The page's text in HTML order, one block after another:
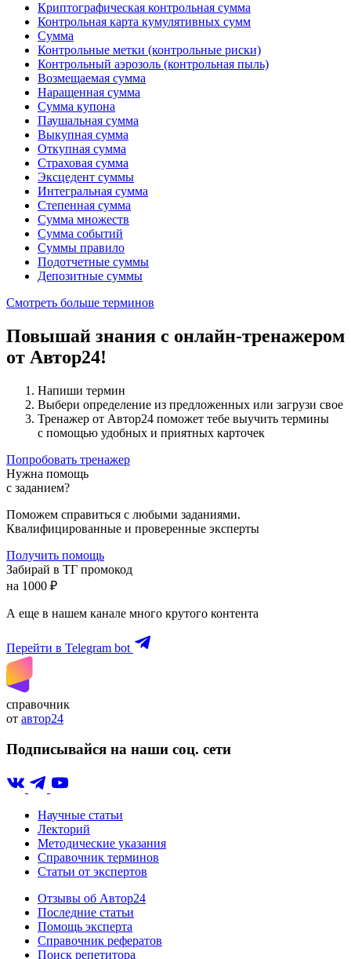
Криптографическая контрольная сумма
Контрольная карта кумулятивных сумм
Сумма
Контрольные метки (контрольные риски)
Контрольный аэрозоль (контрольная пыль)
Возмещаемая сумма
Наращенная сумма
Сумма купона
Паушальная сумма
Выкупная сумма
Откупная сумма
Страховая сумма
Эксцедент суммы
Интегральная сумма
Степенная сумма
Сумма множеств
Сумма событий
Суммы правило
Подотчетные суммы
Депозитные суммы
Смотреть больше терминов
Повышай знания с онлайн-тренажером
от Автор24!
Напиши термин
Выбери определение из предложенных или загрузи свое
Тренажер от Автор24 поможет тебе выучить термины
с помощью удобных и приятных карточек
Попробовать тренажер
Нужна помощь
с заданием?
Поможем справиться с любыми заданиями.
Квалифицированные и проверенные эксперты
Получить помощь
Забирай в ТГ промокод
на 1000 ₽
А еще в нашем канале много крутого контента
Перейти в Telegram bot
справочник
от автор24
Подписывайся на наши соц. сети
Научные статьи
Лекторий
Методические указания
Справочник терминов
Статьи от экспертов
Отзывы об Автор24
Последние статьи
Помощь эксперта
Справочник рефератов
Поиск репетитора